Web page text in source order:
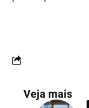
Veja mais